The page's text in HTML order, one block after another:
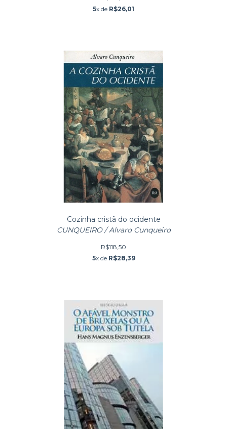
5x de R$26,01
Cozinha cristã do ocidente
CUNQUEIRO / Alvaro Cunqueiro
R$118,50
5x de R$28,39